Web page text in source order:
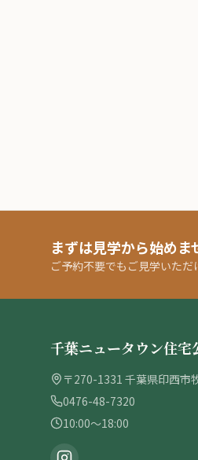
まずは見学から始めま
ご予約不要でもご見学いただ
千葉ニュータウン住宅
〒270-1331 千葉県印西市
0476-48-7320
10:00〜18:00